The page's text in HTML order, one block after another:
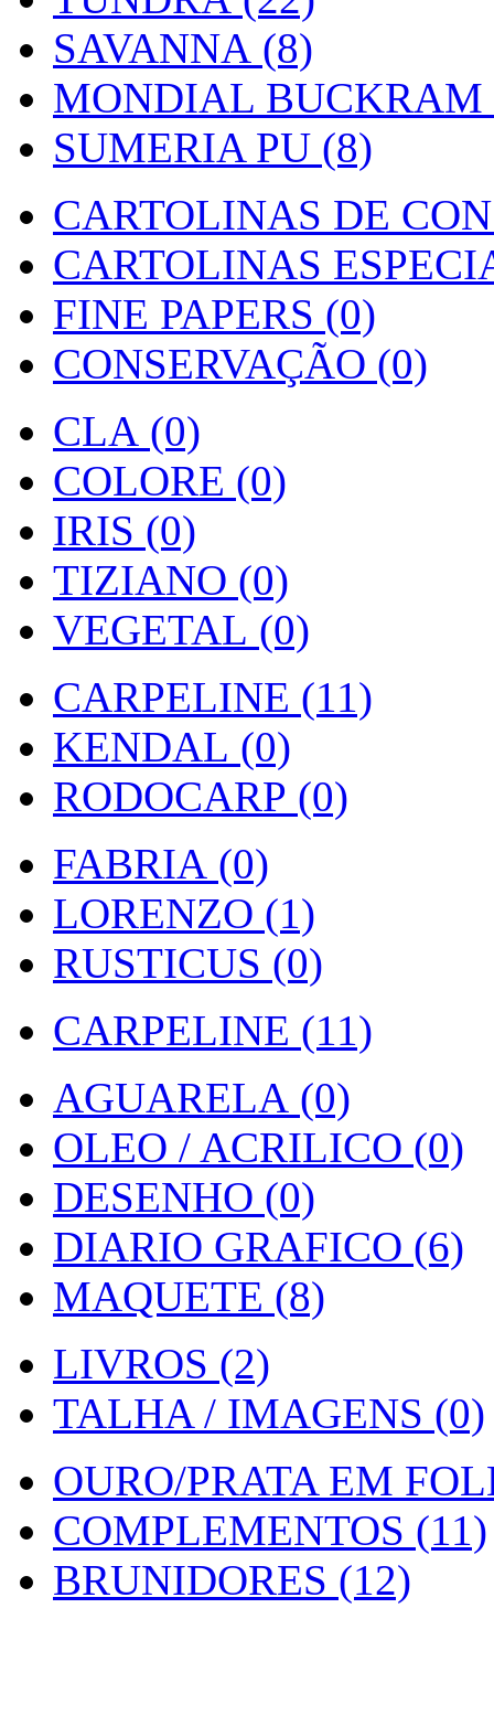
SAVANNA (8)
MONDIAL BUCKRAM
SUMERIA PU (8)
CARTOLINAS DE
CARTOLINAS
FINE PAPERS (0)
CONSERVAÇÃO (0)
CLA (0)
COLORE (0)
IRIS (0)
TIZIANO (0)
VEGETAL (0)
CARPELINE (11)
KENDAL (0)
RODOCARP (0)
FABRIA (0)
LORENZO (1)
RUSTICUS (0)
CARPELINE (11)
AGUARELA (0)
OLEO / ACRILICO (0)
DESENHO (0)
DIARIO GRAFICO (6)
MAQUETE (8)
LIVROS (2)
TALHA / IMAGENS (0)
OURO/PRATA EM
COMPLEMENTOS (11)
BRUNIDORES (12)